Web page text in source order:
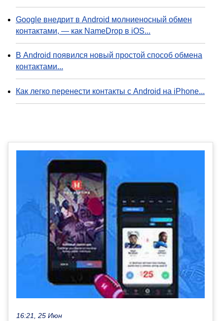
Google внедрит в Android молниеносный обмен
контактами, — как NameDrop в iOS...
В Android появился новый простой способ обмена
контактами...
Как легко перенести контакты с Android на iPhone...
16:21, 25 Июн